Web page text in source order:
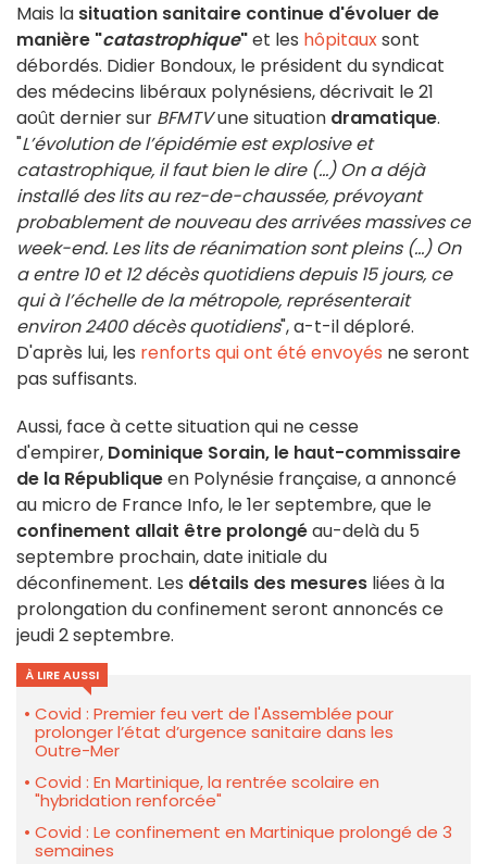
Mais la situation sanitaire continue d'évoluer de
manière "catastrophique"et les hôpitauxsont
débordés. Didier Bondoux, le président du syndicat
des médecins libéraux polynésiens, décrivait le 21
août dernier sur BFMTVune situation dramatique.
"L’évolution de l’épidémie est explosive et
catastrophique, il faut bien le dire (...) On a déjà
installé des lits au rez-de-chaussée, prévoyant
probablement de nouveau des arrivées massives ce
week-end. Les lits de réanimation sont pleins (...) On
a entre 10 et 12 décès quotidiens depuis 15 jours, ce
qui à l’échelle de la métropole, représenterait
environ 2400 décès quotidiens", a-t-il déploré.
D'après lui, les renforts qui ont été envoyés ne seront
pas suffisants.
Aussi, face à cette situation qui ne cesse
d'empirer, Dominique Sorain, le haut-commissaire
de la Républiqueen Polynésie française, a annoncé
au micro de France Info, le 1er septembre, que le
confinement allait être prolongéau-delà du 5
septembre prochain, date initiale du
déconfinement. Les détails des mesures liées à la
prolongation du confinement seront annoncés ce
jeudi 2 septembre.
À LIRE AUSSI
Covid : Premier feu vert de l'Assemblée pour
prolonger l’état d’urgence sanitaire dans les
Outre-Mer
Covid : En Martinique, la rentrée scolaire en
"hybridation renforcée"
Covid : Le confinement en Martinique prolongé de 3
semaines